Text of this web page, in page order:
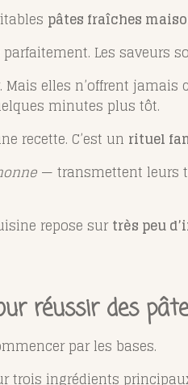
pâtes fraîches
Les saveurs
elles n’offrent
minutes plus tôt.
recette. C’est un rituel
— transmettent leurs
repose surtrès peu
réussir des
par les bases.
trois ingrédients